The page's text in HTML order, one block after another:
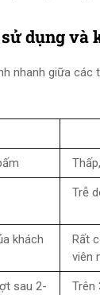
dụng và
nhanh giữa
Trễ
khách
Rất
viên
sau 2-
Trên